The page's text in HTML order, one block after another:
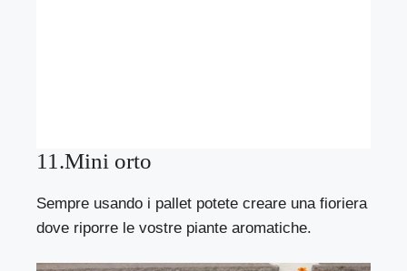
11.Mini orto
Sempre usando i pallet potete creare una fioriera
dove riporre le vostre piante aromatiche.